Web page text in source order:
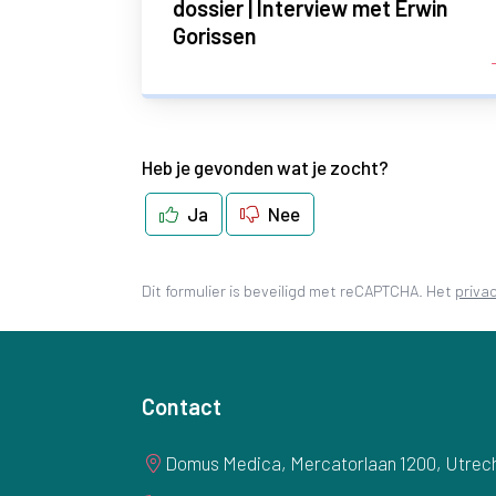
dossier | Interview met Erwin
Gorissen
Heb je gevonden wat je zocht?
Ja Nee
Dit formulier is beveiligd met reCAPTCHA. Het
Contact
Domus Medica, Mercatorlaan 1200,